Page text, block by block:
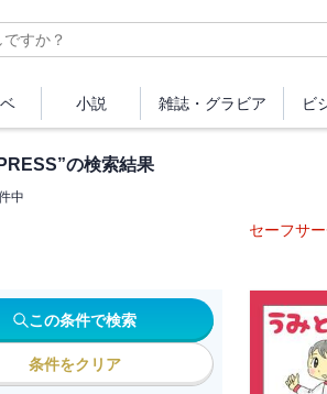
小説 雑誌・ グラビア ビ
”の検索結果
中
この条件で検索
条件をクリア
セーフサ